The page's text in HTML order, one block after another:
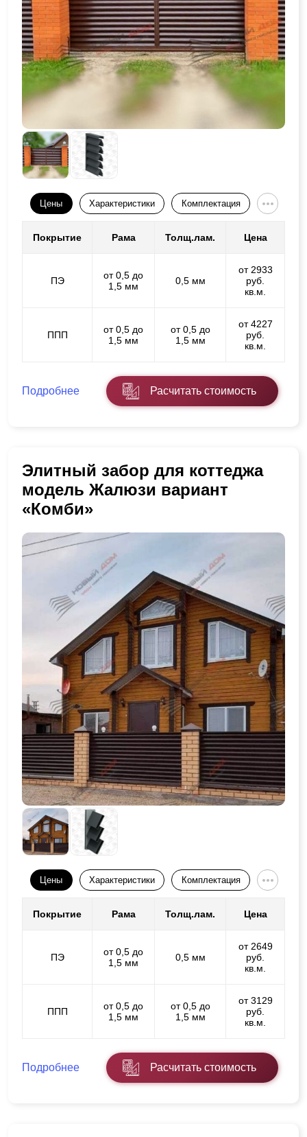
Цены Характеристики Комплектация
Покрытие Рама Толщ.лам. Цена
ПЭ
от 0,5 до
1,5 мм
0,5 мм
от 2933
руб.
кв.м.
ППП
от 0,5 до
1,5 мм
от 0,5 до
1,5 мм
от 4227
руб.
кв.м.
Подробнее Расчитать стоимость
Элитный забор для коттеджа
модель Жалюзи вариант
«Комби»
Цены Характеристики Комплектация
Покрытие Рама Толщ.лам. Цена
ПЭ
от 0,5 до
1,5 мм
0,5 мм
от 2649
руб.
кв.м.
ППП
от 0,5 до
1,5 мм
от 0,5 до
1,5 мм
от 3129
руб.
кв.м.
Подробнее Расчитать стоимость